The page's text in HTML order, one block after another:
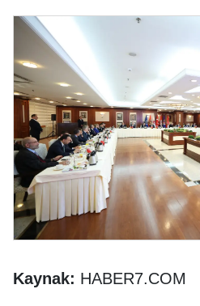
Kaynak: HABER7.COM